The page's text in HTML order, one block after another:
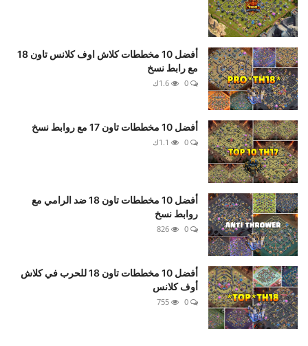
أفضل 10 مخططات كلاش اوف كلانس تاون 18
مع رابط نسخ
أفضل 10 مخططات تاون 17 مع روابط نسخ
أفضل 10 مخططات تاون 18 ضد الرامي مع
روابط نسخ
أفضل 10 مخططات تاون 18 للحرب في كلاش
أوف كلانس